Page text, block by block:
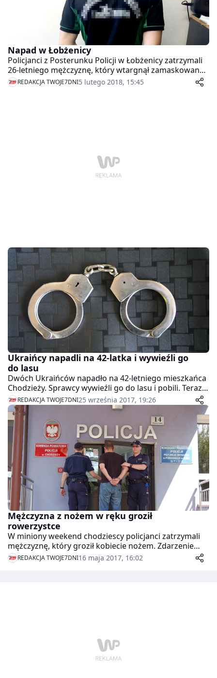
Napad w Łobżenicy
Policjanci z Posterunku Policji w Łobżenicy zatrzymali
26-letniego mężczyznę, który wtargnął zamaskowany
do sklepu, wyciągnął nóż i zagroził ekspedientce, a
następnie zażądał wydania pieniędzy. Sprawca tysiąc
REDAKCJA TWOJE7DNI5 lutego 2018, 15:45
Ukraińcy napadli na 42-latka i wywieźli go
do lasu
Dwóch Ukraińców napadło na 42-letniego mieszkańca
Chodzieży. Sprawcy wywieźli go do lasu i pobili. Teraz
grozi im więzienie.
REDAKCJA TWOJE7DNI25 września 2017, 19:26
Mężczyzna z nożem w ręku groził
rowerzystce
W miniony weekend chodziescy policjanci zatrzymali
mężczyznę, który groził kobiecie nożem. Zdarzenie
miało miejsce w sobotnie popołudnie w Chodzieży.
REDAKCJA TWOJE7DNI16 maja 2017, 16:02